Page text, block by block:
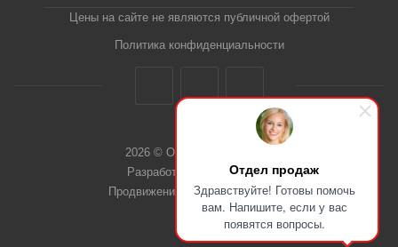
Отдел продаж
Здравствуйте! Готовы помочь
вам. Напишите, если у вас
появятся вопросы.
Цены на сайте не являются публичной офертой
Политика конфиденциальности
2026 © ООО "СПб Металл"
Разработка сайта Dieztech
Продвижение сайта — Веб-Центр